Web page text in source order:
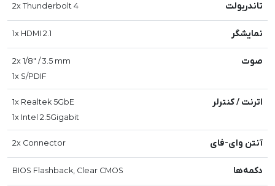
تاندربولت 2x Thunderbolt 4
نمایشگر 1x HDMI 2.1
صوت
2x 1/8" / 3.5 mm
1x S/PDIF
اترنت / کنترلر
1x Realtek 5GbE
1x Intel 2.5Gigabit
آنتن وای-فای 2x Connector
دکمه‌ها BIOS Flashback, Clear CMOS